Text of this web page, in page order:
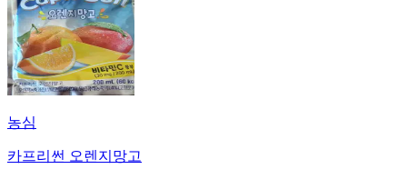
농심
카프리썬 오렌지망고